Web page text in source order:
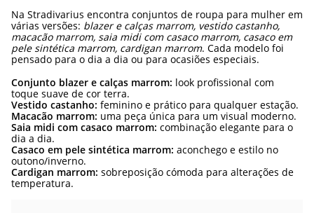
Na Stradivarius encontra conjuntos de roupa para mulher em
várias versões: blazer e calças marrom, vestido castanho,
macacão marrom, saia midi com casaco marrom, casaco em
pele sintética marrom, cardigan marrom. Cada modelo foi
pensado para o dia a dia ou para ocasiões especiais.
Conjunto blazer e calças marrom: look profissional com
toque suave de cor terra.
Vestido castanho: feminino e prático para qualquer estação.
Macacão marrom: uma peça única para um visual moderno.
Saia midi com casaco marrom: combinação elegante para o
dia a dia.
Casaco em pele sintética marrom: aconchego e estilo no
outono/inverno.
Cardigan marrom: sobreposição cómoda para alterações de
temperatura.